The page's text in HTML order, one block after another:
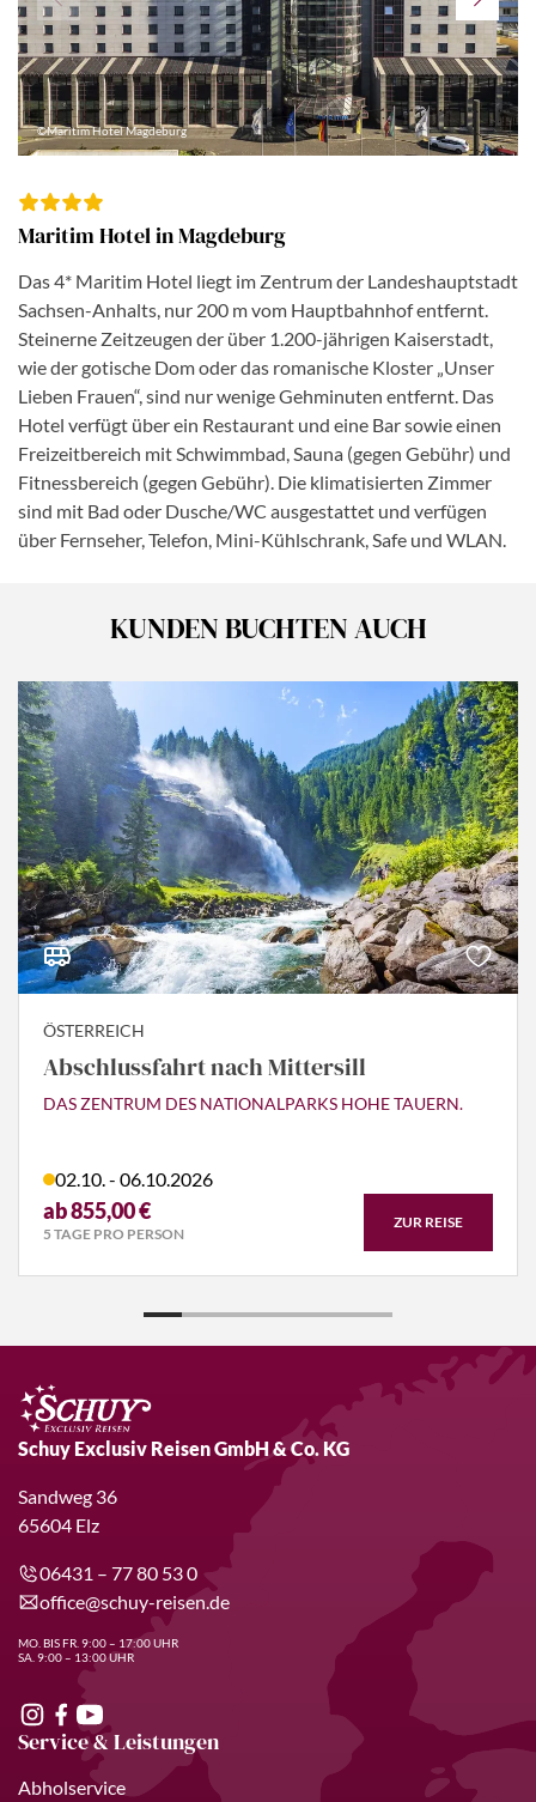
©Maritim Hotel Magdeburg
Maritim Hotel in Magdeburg
Das 4* Maritim Hotel liegt im Zentrum der Landeshauptstadt
Sachsen-Anhalts, nur 200 m vom Hauptbahnhof entfernt.
Steinerne Zeitzeugen der über 1.200-jährigen Kaiserstadt,
wie der gotische Dom oder das romanische Kloster „Unser
Lieben Frauen“, sind nur wenige Gehminuten entfernt. Das
Hotel verfügt über ein Restaurant und eine Bar sowie einen
Freizeitbereich mit Schwimmbad, Sauna (gegen Gebühr) und
Fitnessbereich (gegen Gebühr). Die klimatisierten Zimmer
sind mit Bad oder Dusche/WC ausgestattet und verfügen
über Fernseher, Telefon, Mini-Kühlschrank, Safe und WLAN.
KUNDEN BUCHTEN AUCH
ÖSTERREICH
Abschlussfahrt nach Mittersill
DAS ZENTRUM DES NATIONALPARKS HOHE TAUERN.
02.10. - 06.10.2026
ab 855,00 €
5 TAGE PRO PERSON
ZUR REISE
Schuy Exclusiv Reisen GmbH & Co. KG
Sandweg 36
65604 Elz
06431 – 77 80 53 0
office@schuy-reisen.de
MO. BIS FR. 9:00 – 17:00 UHR
SA. 9:00 – 13:00 UHR
Service & Leistungen
Abholservice